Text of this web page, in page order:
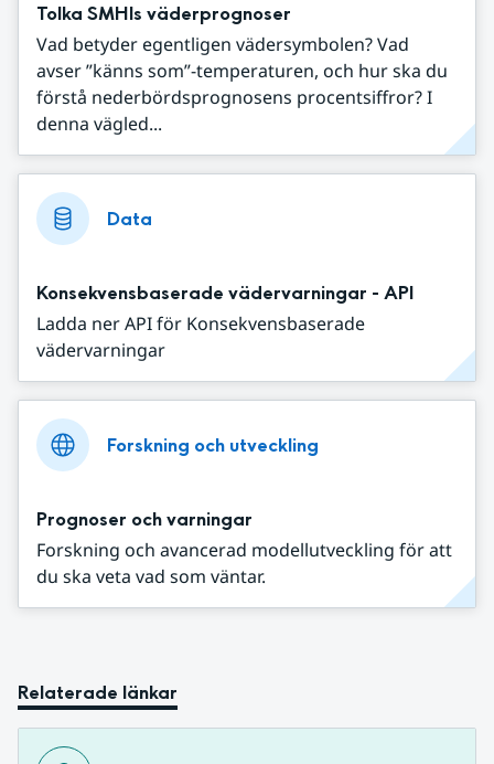
Tolka SMHIs väderprognoser
Vad betyder egentligen vädersymbolen? Vad
avser ”känns som”-temperaturen, och hur ska du
förstå nederbördsprognosens procentsiffror? I
denna vägled...
Data
Konsekvensbaserade vädervarningar - API
Ladda ner API för Konsekvensbaserade
vädervarningar
Forskning och utveckling
Prognoser och varningar
Forskning och avancerad modellutveckling för att
du ska veta vad som väntar.
Relaterade länkar